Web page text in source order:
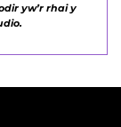
yw’r rhai y